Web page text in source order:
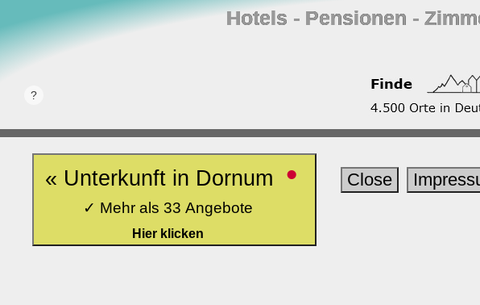
Hotels ‐ Pensionen ‐
« Unterkunft in Dornum •
✓ Mehr als 33 Angebote
Hier klicken
Close